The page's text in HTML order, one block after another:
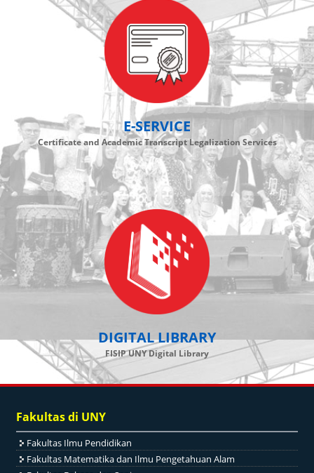
E-SERVICE
Certificate and Academic Transcript Legalization Services
DIGITAL LIBRARY
FISIP UNY Digital Library
Fakultas di UNY
Fakultas Ilmu Pendidikan
Fakultas Matematika dan Ilmu Pengetahuan Alam